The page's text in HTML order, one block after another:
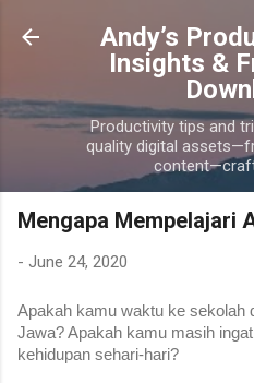
Skip to
Andy’s
Insights &
Productivity tips and
quality digital
Mengapa Mempelajari
- June 24, 2020
Apakah kamu waktu ke sekolah
Jawa? Apakah kamu masih
kehidupan sehari-hari?